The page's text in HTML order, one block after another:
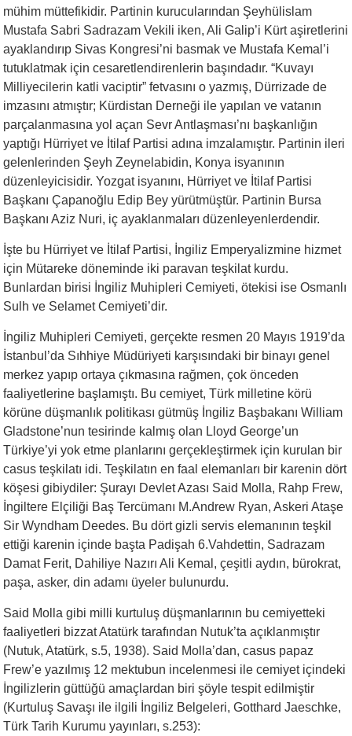
mühim müttefikidir. Partinin kurucularından Şeyhülislam
Mustafa Sabri Sadrazam Vekili iken, Ali Galip’i Kürt aşiretlerini
ayaklandırıp Sivas Kongresi’ni basmak ve Mustafa Kemal’i
tutuklatmak için cesaretlendirenlerin başındadır. “Kuvayı
Milliyecilerin katli vaciptir” fetvasını o yazmış, Dürrizade de
imzasını atmıştır; Kürdistan Derneği ile yapılan ve vatanın
parçalanmasına yol açan Sevr Antlaşması’nı başkanlığın
yaptığı Hürriyet ve İtilaf Partisi adına imzalamıştır. Partinin ileri
gelenlerinden Şeyh Zeynelabidin, Konya isyanının
düzenleyicisidir. Yozgat isyanını, Hürriyet ve İtilaf Partisi
Başkanı Çapanoğlu Edip Bey yürütmüştür. Partinin Bursa
Başkanı Aziz Nuri, iç ayaklanmaları düzenleyenlerdendir.
İşte bu Hürriyet ve İtilaf Partisi, İngiliz Emperyalizmine hizmet
için Mütareke döneminde iki paravan teşkilat kurdu.
Bunlardan birisi İngiliz Muhipleri Cemiyeti, ötekisi ise Osmanlı
Sulh ve Selamet Cemiyeti’dir.
İngiliz Muhipleri Cemiyeti, gerçekte resmen 20 Mayıs 1919’da
İstanbul’da Sıhhiye Müdüriyeti karşısındaki bir binayı genel
merkez yapıp ortaya çıkmasına rağmen, çok önceden
faaliyetlerine başlamıştı. Bu cemiyet, Türk milletine körü
körüne düşmanlık politikası gütmüş İngiliz Başbakanı William
Gladstone’nun tesirinde kalmış olan Lloyd George’un
Türkiye’yi yok etme planlarını gerçekleştirmek için kurulan bir
casus teşkilatı idi. Teşkilatın en faal elemanları bir karenin dört
köşesi gibiydiler: Şurayı Devlet Azası Said Molla, Rahp Frew,
İngiltere Elçiliği Baş Tercümanı M.Andrew Ryan, Askeri Ataşe
Sir Wyndham Deedes. Bu dört gizli servis elemanının teşkil
ettiği karenin içinde başta Padişah 6.Vahdettin, Sadrazam
Damat Ferit, Dahiliye Nazırı Ali Kemal, çeşitli aydın, bürokrat,
paşa, asker, din adamı üyeler bulunurdu.
Said Molla gibi milli kurtuluş düşmanlarının bu cemiyetteki
faaliyetleri bizzat Atatürk tarafından Nutuk’ta açıklanmıştır
(Nutuk, Atatürk, s.5, 1938). Said Molla’dan, casus papaz
Frew’e yazılmış 12 mektubun incelenmesi ile cemiyet içindeki
İngilizlerin güttüğü amaçlardan biri şöyle tespit edilmiştir
(Kurtuluş Savaşı ile ilgili İngiliz Belgeleri, Gotthard Jaeschke,
Türk Tarih Kurumu yayınları, s.253):